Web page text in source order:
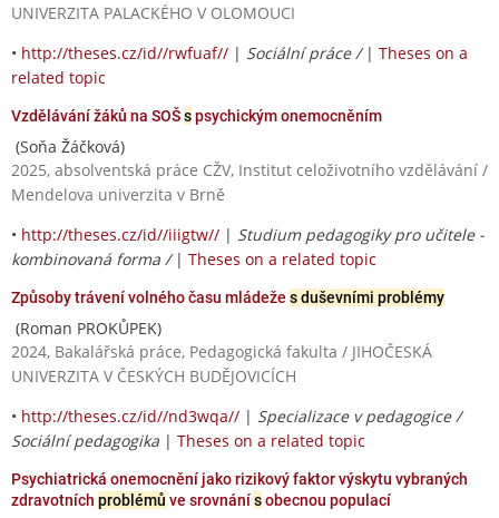
UNIVERZITA PALACKÉHO V OLOMOUCI
• http://theses.cz/id//rwfuaf// | Sociální práce / | Theses on a
related topic
Vzdělávání žáků na SOŠspsychickým onemocněním
(Soňa Žáčková)
2025, absolventská práce CŽV, Institut celoživotního vzdělávání /
Mendelova univerzita v Brně
• http://theses.cz/id//iiigtw// | Studium pedagogiky pro učitele -
kombinovaná forma / | Theses on a related topic
Způsoby trávení volného času mládeže s duševními problémy
(Roman PROKŮPEK)
2024, Bakalářská práce, Pedagogická fakulta / JIHOČESKÁ
UNIVERZITA V ČESKÝCH BUDĚJOVICÍCH
• http://theses.cz/id//nd3wqa// | Specializace v pedagogice /
Sociální pedagogika | Theses on a related topic
Psychiatrická onemocnění jako rizikový faktor výskytu vybraných
zdravotních problémů ve srovnánísobecnou populací